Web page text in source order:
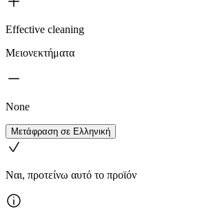
Effective cleaning
Μειονεκτήματα
None
Μετάφραση σε Ελληνική
Ναι, προτείνω αυτό το προϊόν